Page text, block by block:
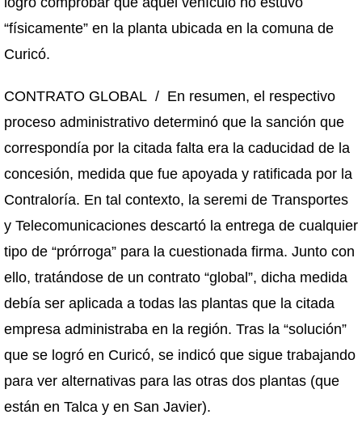
“físicamente” en la planta ubicada en la comuna de
Curicó.
CONTRATO GLOBAL / En resumen, el respectivo
proceso administrativo determinó que la sanción que
correspondía por la citada falta era la caducidad de la
concesión, medida que fue apoyada y ratificada por la
Contraloría. En tal contexto, la seremi de Transportes
y Telecomunicaciones descartó la entrega de cualquier
tipo de “prórroga” para la cuestionada firma. Junto con
ello, tratándose de un contrato “global”, dicha medida
debía ser aplicada a todas las plantas que la citada
empresa administraba en la región. Tras la “solución”
que se logró en Curicó, se indicó que sigue trabajando
para ver alternativas para las otras dos plantas (que
están en Talca y en San Javier).